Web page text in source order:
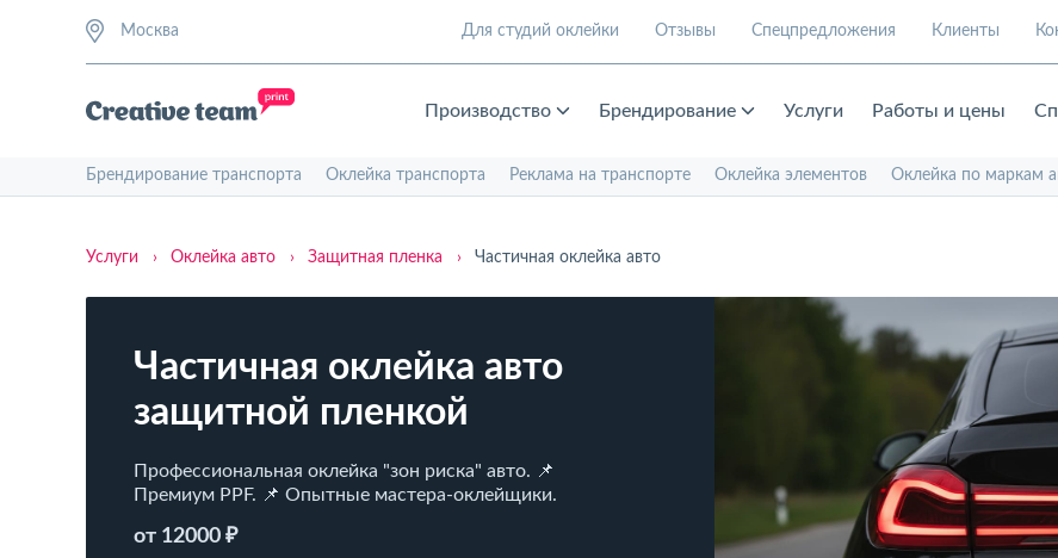
Москва Для студий оклейки Отзывы Спецпредложения Клиенты
Производство Брендирование Услуги Работы и цены
Брендирование транспорта Оклейка транспорта Реклама на транспорте Оклейка элементов Оклейка по маркам
Услуги › Оклейка авто › Защитная пленка › Частичная оклейка авто
Частичная оклейка авто
защитной пленкой
Профессиональная оклейка "зон риска" авто. 📌
Премиум PPF. 📌 Опытные мастера-оклейщики.
от 12000 ₽